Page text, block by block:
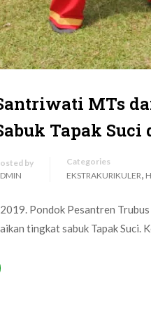
MTs
Tapak
by
Categories
EKSTRAKURIKULER,
Pondok Pesantren
tingkat sabuk Tapak